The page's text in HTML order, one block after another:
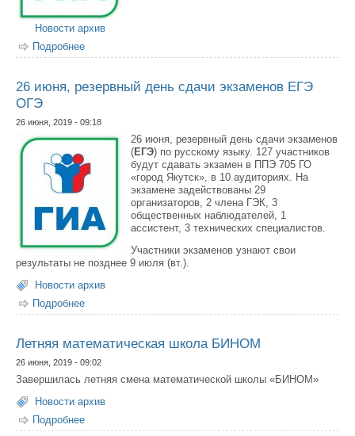
Новости архив
Подробнее
26 июня, резервный день сдачи экзаменов ЕГЭ
ОГЭ
26 июня, 2019 - 09:18
26 июня, резервный день сдачи экзаменов
(ЕГЭ) по русскому языку. 127 участников
будут сдавать экзамен в ППЭ 705 ГО
«город Якутск», в 10 аудиториях. На
экзамене задействованы 29
организаторов, 2 члена ГЭК, 3
общественных наблюдателей, 1
ассистент, 3 технических специалистов.
Участники экзаменов узнают свои
результаты не позднее 9 июля (вт.).
Новости архив
Подробнее
Летняя математическая школа БИНОМ
26 июня, 2019 - 09:02
Завершилась летняя смена математической школы «БИНОМ»
Новости архив
Подробнее